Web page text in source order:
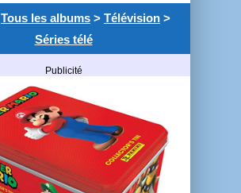
Tous les albums > Télévision >
Séries télé
Publicité